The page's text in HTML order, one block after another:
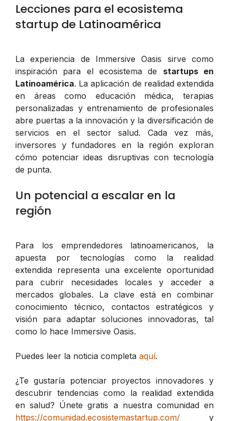
Lecciones para el ecosistema
startup de Latinoamérica
La experiencia de Immersive Oasis sirve como
inspiración para el ecosistema de startups en
Latinoamérica. La aplicación de realidad extendida
en áreas como educación médica, terapias
personalizadas y entrenamiento de profesionales
abre puertas a la innovación y la diversificación de
servicios en el sector salud. Cada vez más,
inversores y fundadores en la región exploran
cómo potenciar ideas disruptivas con tecnología
de punta.
Un potencial a escalar en la
región
Para los emprendedores latinoamericanos, la
apuesta por tecnologías como la realidad
extendida representa una excelente oportunidad
para cubrir necesidades locales y acceder a
mercados globales. La clave está en combinar
conocimiento técnico, contactos estratégicos y
visión para adaptar soluciones innovadoras, tal
como lo hace Immersive Oasis.
Puedes leer la noticia completa aquí.
¿Te gustaría potenciar proyectos innovadores y
descubrir tendencias como la realidad extendida
en salud? Únete gratis a nuestra comunidad en
https://comunidad.ecosistemastartup.com/ y